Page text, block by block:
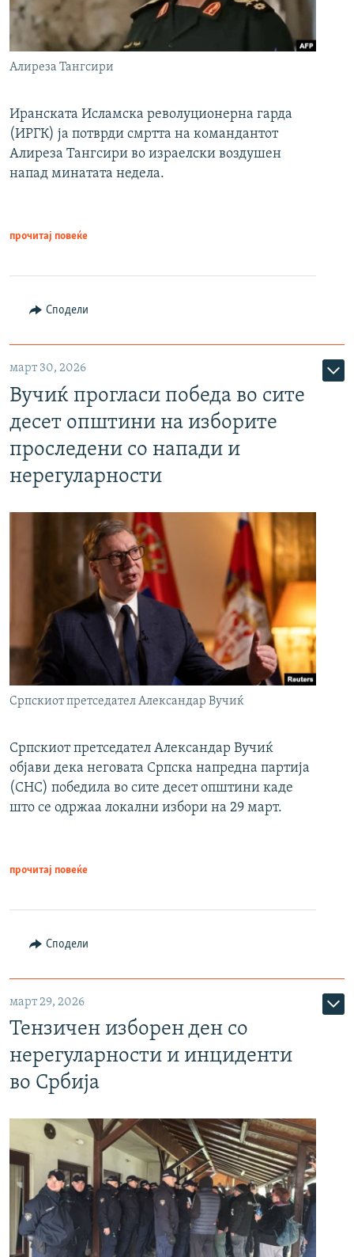
Алиреза Тангсири
Иранската Исламска револуционерна гарда
(ИРГК) ја потврди смртта на командантот
Алиреза Тангсири во израелски воздушен
напад минатата недела.
прочитај повеќе
Сподели
март 30, 2026
Вучиќ прогласи победа во сите
десет општини на изборите
проследени со напади и
нерегуларности
Српскиот претседател Александар Вучиќ
Српскиот претседател Александар Вучиќ
објави дека неговата Српска напредна партија
(СНС) победила во сите десет општини каде
што се одржаа локални избори на 29 март.
прочитај повеќе
Сподели
март 29, 2026
Тензичен изборен ден со
нерегуларности и инциденти
во Србија